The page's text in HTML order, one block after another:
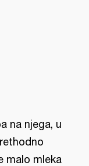
na njega, u
malo mleka